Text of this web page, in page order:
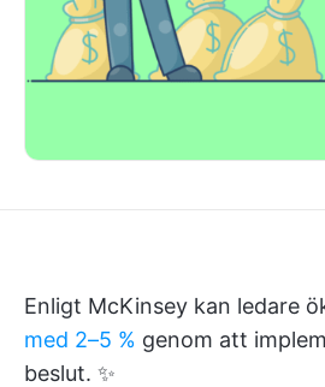
Enligt McKinsey kan ledare
med 2–5 % genom att
beslut. ✨